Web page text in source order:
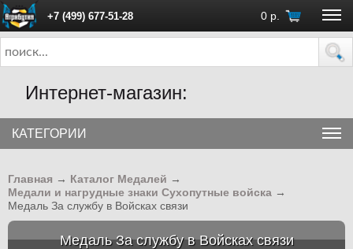
+7 (499) 677-51-28 0 р.
ПН - ПТ с 10:00 до 18:00 (Москва)
Интернет-магазин:
КАТЕГОРИИ
Главная → Каталог Медалей →
Медали и нагрудные знаки Сухопутные войска →
Медаль За службу в Войсках связи
Медаль За службу в Войсках связи